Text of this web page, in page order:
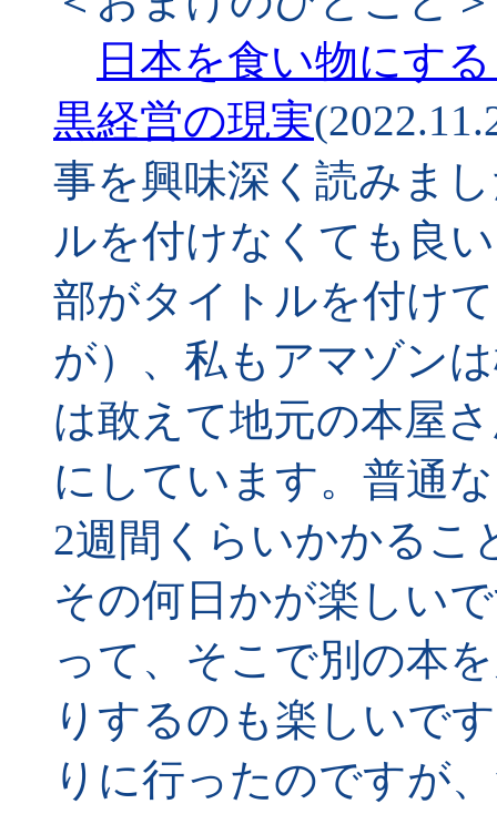
日本を食い物にす
黒経営の現実
事を興味深く読みま
ルを付けなくても良
部がタイトルを付け
が）、私もアマゾン
は敢えて地元の本屋
にしています。普通
2週間くらいかかるこ
その何日かが楽しい
って、そこで別の本
りするのも楽しいで
りに行ったのですが